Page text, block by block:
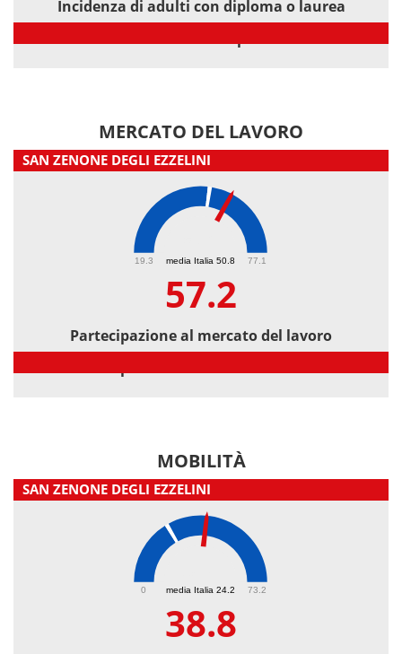
Incidenza di adulti con diploma o laurea
MERCATO DEL LAVORO
SAN ZENONE DEGLI EZZELINI
media Italia 50.8
19.3 77.1
57.2
Partecipazione al mercato del lavoro
MOBILITÀ
SAN ZENONE DEGLI EZZELINI
media Italia 24.2
0 73.2
38.8